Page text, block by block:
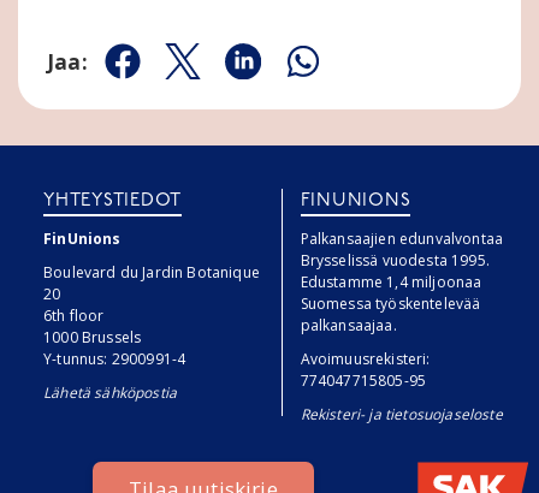
Jaa: Jaa Facebookissa
Jaa Twitterissä
Jaa Linkedinissä
Jaa Whatsappissa
YHTEYSTIEDOT
FinUnions
Boulevard du Jardin Botanique
20
6th floor
1000 Brussels
Y-tunnus: 2900991-4
Lähetä sähköpostia
FINUNIONS
Palkansaajien edunvalvontaa
Brysselissä vuodesta 1995.
Edustamme 1,4 miljoonaa
Suomessa työskentelevää
palkansaajaa.
Avoimuusrekisteri:
774047715805-95
Rekisteri- ja tietosuojaseloste